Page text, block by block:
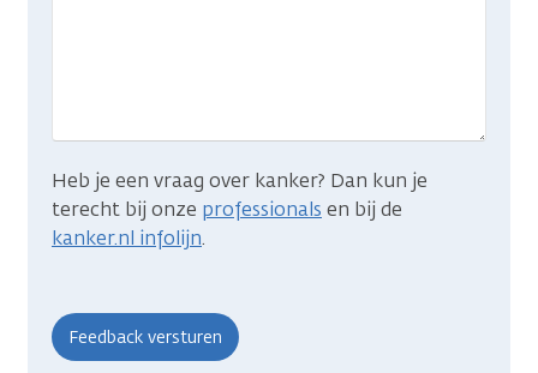
Heb je een vraag over kanker? Dan kun je
terecht bij onze professionals en bij de
kanker.nl infolijn.